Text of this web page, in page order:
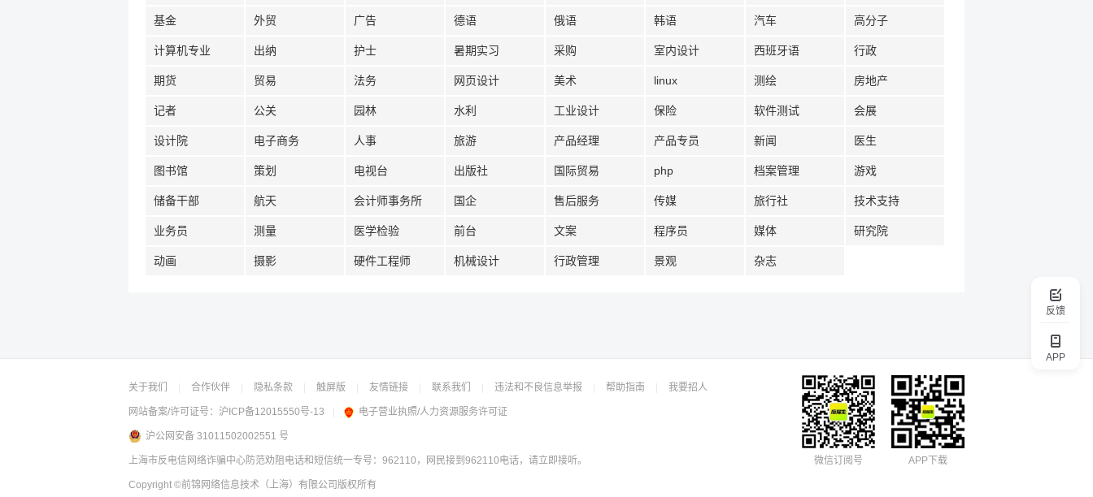
反馈
APP
基金 外贸 广告 德语 俄语 韩语 汽车 高分子
计算机专业 出纳 护士 暑期实习 采购 室内设计 西班牙语 行政
期货 贸易 法务 网页设计 美术 linux 测绘 房地产
记者 公关 园林 水利 工业设计 保险 软件测试 会展
设计院 电子商务 人事 旅游 产品经理 产品专员 新闻 医生
图书馆 策划 电视台 出版社 国际贸易 php 档案管理 游戏
储备干部 航天 会计师事务所 国企 售后服务 传媒 旅行社 技术支持
业务员 测量 医学检验 前台 文案 程序员 媒体 研究院
动画 摄影 硬件工程师 机械设计 行政管理 景观 杂志
关于我们 合作伙伴 隐私条款 触屏版 友情链接 联系我们 违法和不良信息举报 帮助指南 我要招人
网站备案/许可证号： 沪ICP备12015550号-13 电子营业执照/人力资源服务许可证
沪公网安备 31011502002551 号
上海市反电信网络诈骗中心防范劝阻电话和短信统一专号：962110，网民接到962110电话，请立即接听。
Copyright ©前锦网络信息技术（上海）有限公司 版权所有
APP下载
微信订阅号